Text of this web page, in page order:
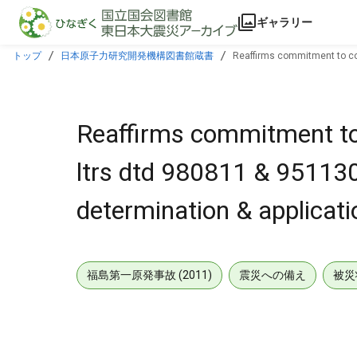
本文に飛ぶ
ギャラリー
トップ 日本原子力研究開発機構図書館蔵書 Reaffirms commitment to
Reaffirms commitment
ltrs dtd 980811 &
determination &
福島第一原発事故 (2011) 震災への備え 被災